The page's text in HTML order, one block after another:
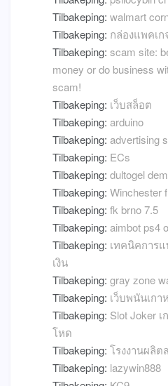
Tilbakeping: walmart
Tilbakeping: กล่องแพคเก
Tilbakeping: scam site:
money or do business
scam!
Tilbakeping: เว็บสล็อต
Tilbakeping: arduino
Tilbakeping: advertising
Tilbakeping: ECs
Tilbakeping: dultogel
Tilbakeping: Winchester
Tilbakeping: fk brno 7.5
Tilbakeping: aimbot ps4
Tilbakeping: เทคนิคการ
เงิน
Tilbakeping: gray zone
Tilbakeping: เว็บพนันเกา
Tilbakeping: Slot Joker
โหด
Tilbakeping: โรงงานผลิ
Tilbakeping: lazywin888